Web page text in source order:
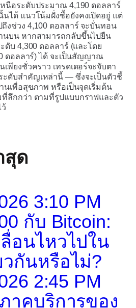
นือระดับประมาณ 4,190 ดอลลาร์
ได้ แนวโน้มฝั่งซื้อยังคงเปิดอยู่ แต่
งช่วง 4,100 ดอลลาร์ จะบั่นทอน
บน หากสามารถกลับขึ้นไปยืน
ดับ 4,300 ดอลลาร์ (และโดย
ดอลลาร์) ได้ จะเป็นสัญญาณ
พียงชั่วคราว เทรดเดอร์จะจับตา
ะดับสำคัญเหล่านี้ — ซึ่งจะเป็นตัวชี้
นเพื่อสุขภาพ หรือเป็นจุดเริ่มต้น
ลึกกว่า ตามที่รูปแบบกราฟและตัว
สุด
3:10 PM
กับ Bitcoin:
อนไหวไปใน
กันหรือไม่?
2:45 PM
าคบริการของ